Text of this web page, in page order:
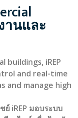
านและ
buildings, iREP
and real-time
and manage high
iREP มอบระบบ